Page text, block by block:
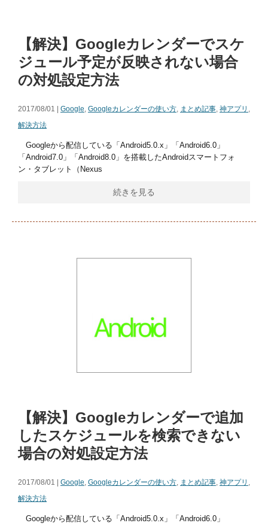
【解決】Googleカレンダーでスケ
ジュール予定が反映されない場合
の対処設定方法
2017/08/01 | Google, Googleカレンダーの使い方, まとめ記事, 神アプリ ,
解決方法
Googleから配信している「Android5.0.x」「Android6.0」
「Android7.0」「Android8.0」を搭載したAndroidスマートフォ
ン・タブレット（Nexus
続きを見る
【解決】Googleカレンダーで追加
したスケジュールを検索できない
場合の対処設定方法
2017/08/01 | Google, Googleカレンダーの使い方, まとめ記事, 神アプリ ,
解決方法
Googleから配信している「Android5.0.x」「Android6.0」